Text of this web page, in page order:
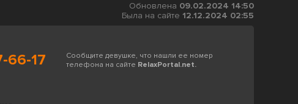
Обновлена 09.02.2024 14:50
Была на сайте 12.12.2024 02:55
66-17
Сообщите девушке, что нашли ее номер
телефона на сайте RelaxPortal.net.